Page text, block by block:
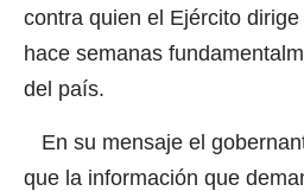
contra quien el Ejército
hace semanas
del país.
En su mensaje el
que la información que